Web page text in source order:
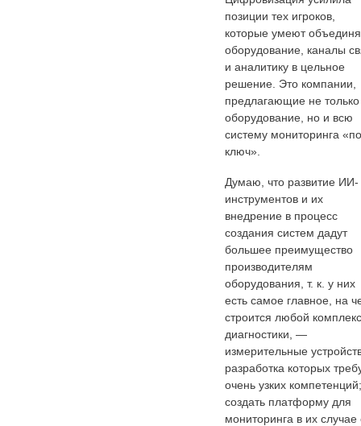
позиции тех игроков,
которые умеют
оборудование, каналы
и аналитику в цельное
решение. Это компании,
предлагающие не только
оборудование, но и всю
систему мониторинга
ключ».
Думаю, что развитие ИИ-
инструментов и их
внедрение в процесс
создания систем дадут
большее преимущество
производителям
оборудования, т. к. у них
есть самое главное, на
строится любой комплекс
диагностики, —
измерительные
разработка которых
очень узких компетенций;
создать платформу для
мониторинга в их случае